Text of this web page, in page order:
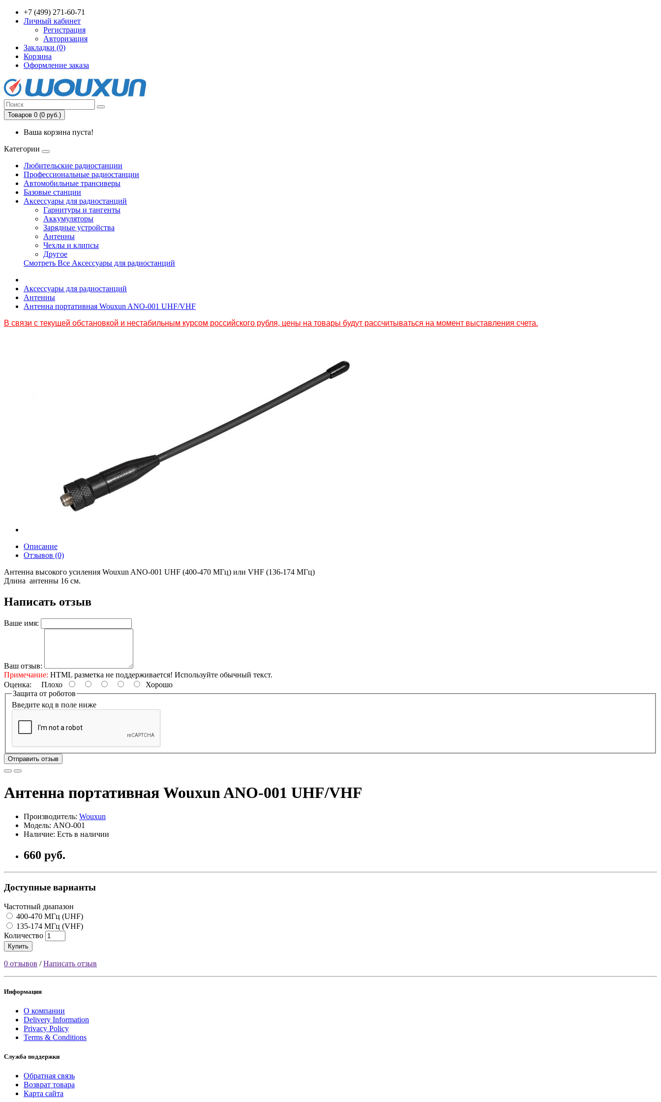
+7 (499) 271-60-71
Личный кабинет
Регистрация
Авторизация
Закладки (0)
Корзина
Оформление заказа
Товаров 0 (0 руб.)
Ваша корзина пуста!
Категории
Любительские радиостанции
Профессиональные радиостанции
Автомобильные трансиверы
Базовые станции
Аксессуары для радиостанций
Гарнитуры и тангенты
Аккумуляторы
Зарядные устройства
Антенны
Чехлы и клипсы
Другое
Смотреть Все Аксессуары для радиостанций
Аксессуары для радиостанций
Антенны
Антенна портативная Wouxun ANO-001 UHF/VHF
В связи с текущей обстановкой и нестабильным курсом российского рубля, цены на товары будут рассчитываться на момент выставления счета.
Описание
Отзывов (0)
Антенна высокого усиления Wouxun ANO-001 UHF (400-470 МГц) или VHF (136-174 МГц)
Длина антенны 16 см.
Написать отзыв
Ваше имя:
Ваш отзыв:
Примечание: HTML разметка не поддерживается! Используйте обычный текст.
Оценка: Плохо
Хорошо
Защита от роботов
Введите код в поле ниже
Отправить отзыв
Антенна портативная Wouxun ANO-001 UHF/VHF
Производитель: Wouxun
Модель: ANO-001
Наличие: Есть в наличии
660 руб.
Доступные варианты
Частотный диапазон
400-470 МГц (UHF)
135-174 МГц (VHF)
Количество
Купить
0 отзывов /Написать отзыв
Информация
О компании
Delivery Information
Privacy Policy
Terms & Conditions
Служба поддержки
Обратная связь
Возврат товара
Карта сайта